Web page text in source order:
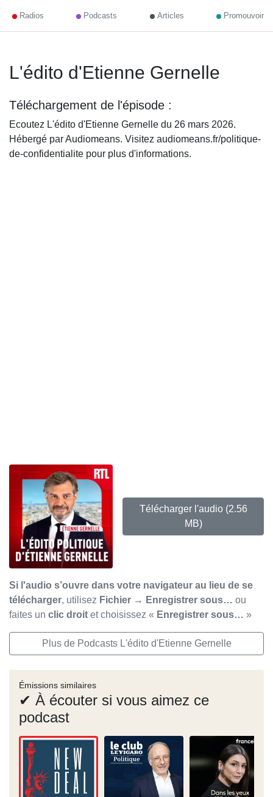
Radios Podcasts Articles Promouvoir
L'édito d'Etienne Gernelle
Téléchargement de l'épisode :
Ecoutez L'édito d'Etienne Gernelle du 26 mars 2026.
Hébergé par Audiomeans. Visitez audiomeans.fr/politique-
de-confidentialite pour plus d'informations.
Télécharger l'audio (2.56
MB)
Si l'audio s’ouvre dans votre navigateur au lieu de se
télécharger, utilisez Fichier → Enregistrer sous… ou
faites un clic droit et choisissez « Enregistrer sous… »
Plus de Podcasts L'édito d'Etienne Gernelle
Émissions similaires
✔ À écouter si vous aimez ce
podcast